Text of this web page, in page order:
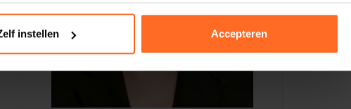
instellen Accepteren